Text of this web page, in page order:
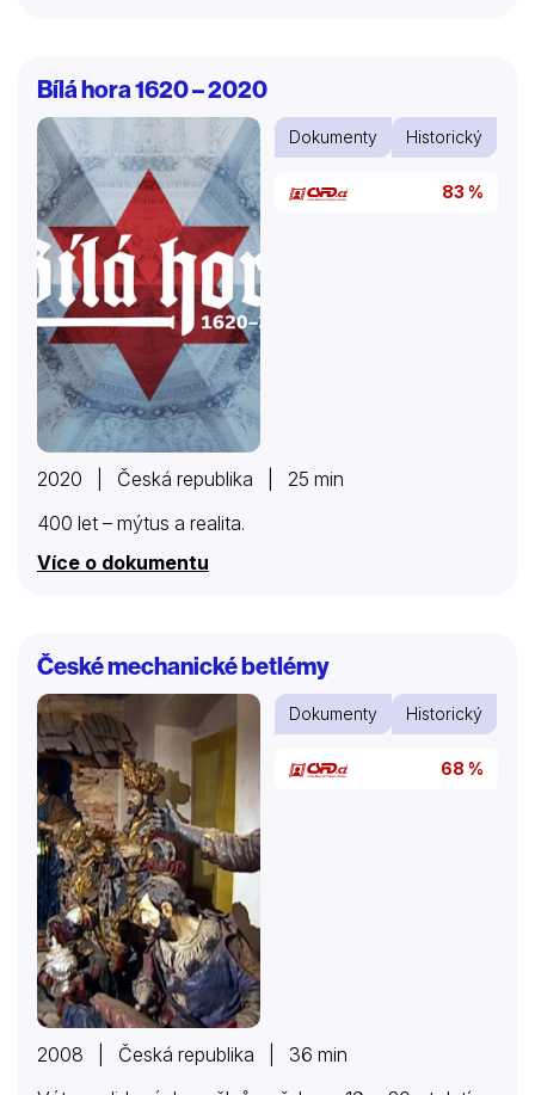
Bílá hora 1620 – 2020
Dokumenty Historický
83 %
2020 | Česká republika | 25 min
400 let – mýtus a realita.
Více o dokumentu
České mechanické betlémy
Dokumenty Historický
68 %
2008 | Česká republika | 36 min